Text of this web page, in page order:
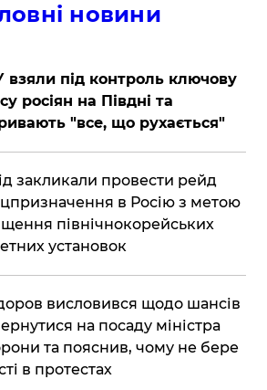
новини
взяли під контроль ключову
росіян на Півдні та
"все, що рухається"
закликали провести рейд
в Росію з метою
північнокорейських
установок
висловився щодо шансів
на посаду міністра
та пояснив, чому не бере
в протестах